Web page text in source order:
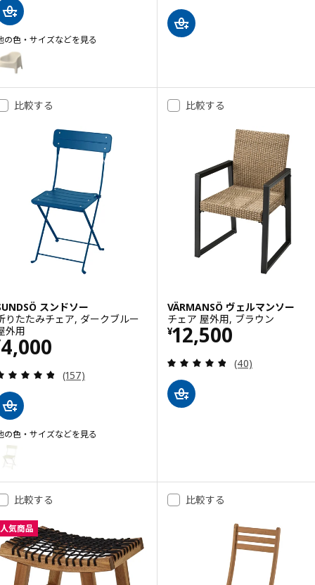
の色・サイズなどを見る
スカルポー
プション: SKARPÖ スカルポー, アームチェア 屋外用, ベージュ
比較する
スンドソー
りたたみチェア, ダークブルー
外用
4,000
格 ¥ 4000
レビュー: 4.8 から 5 星です。 総レビュー数:
(157)
の色・サイズなどを見る
スンドソー
プション: SUNDSÖ スンドソー, 折りたたみチェア, オフホワイト 屋
プション: SUNDSÖ スンドソー, 折りたたみチェア, ライトグリーン
プション: SUNDSÖ スンドソー, 折りたたみチェア, ブライトオレンジ
プション: SUNDSÖ スンドソー, 折りたたみチェア, ブライトイエロー
プション: SUNDSÖ スンドソー, 折りたたみチェア, チャコール 屋外用
比較する
VÄRMANSÖ ヴェルマンソー
チェア 屋外用, ブラウン
¥12,500
価格 ¥ 12500
レビュー: 4.8
(40)
比較する
人気商品
比較する